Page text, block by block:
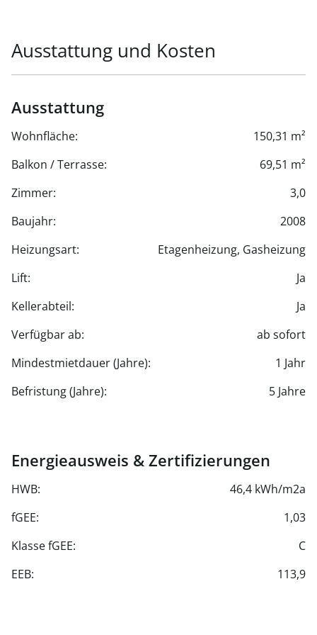
Ausstattung und Kosten
Ausstattung
Wohnfläche:
150,31 m²
Balkon / Terrasse:
69,51 m²
Zimmer:
3,0
Baujahr:
2008
Heizungsart:
Etagenheizung, Gasheizung
Lift:
Ja
Kellerabteil:
Ja
Verfügbar ab:
ab sofort
Mindestmietdauer (Jahre):
1 Jahr
Befristung (Jahre):
5 Jahre
Energieausweis & Zertifizierungen
HWB:
46,4 kWh/m2a
fGEE:
1,03
Klasse fGEE:
C
EEB:
113,9